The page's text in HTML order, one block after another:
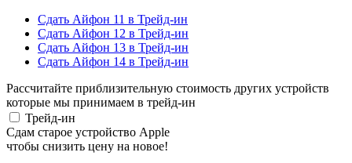
Сдать Айфон 11 в Трейд-ин
Сдать Айфон 12 в Трейд-ин
Сдать Айфон 13 в Трейд-ин
Сдать Айфон 14 в Трейд-ин
Рассчитайте приблизительную стоимость других устройств
которые мы принимаем в трейд-ин
Трейд-ин
Сдам старое устройство Apple
чтобы снизить цену на новое!